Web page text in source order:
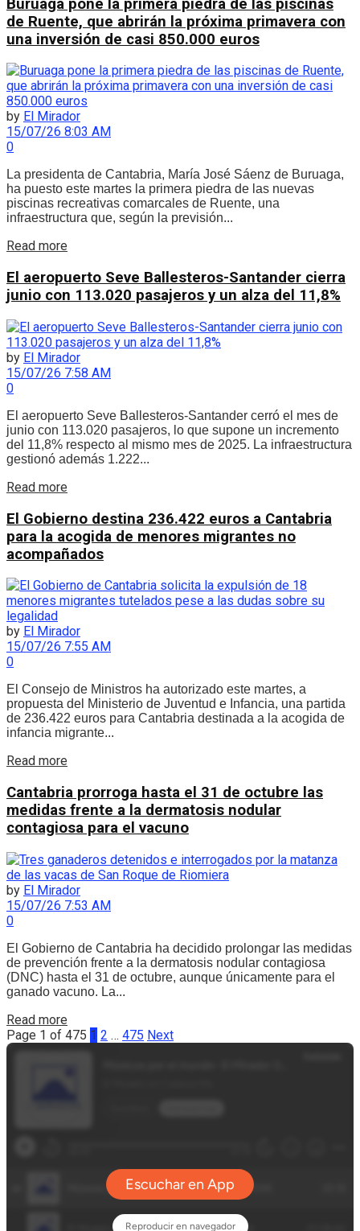
Buruaga pone la primera piedra de las piscinas
de Ruente, que abrirán la próxima primavera con
una inversión de casi 850.000 euros
by El Mirador
15/07/26 8:03 AM
0
La presidenta de Cantabria, María José Sáenz de Buruaga,
ha puesto este martes la primera piedra de las nuevas
piscinas recreativas comarcales de Ruente, una
infraestructura que, según la previsión...
Read more
El aeropuerto Seve Ballesteros-Santander cierra
junio con 113.020 pasajeros y un alza del 11,8%
by El Mirador
15/07/26 7:58 AM
0
El aeropuerto Seve Ballesteros-Santander cerró el mes de
junio con 113.020 pasajeros, lo que supone un incremento
del 11,8% respecto al mismo mes de 2025. La infraestructura
gestionó además 1.222...
Read more
El Gobierno destina 236.422 euros a Cantabria
para la acogida de menores migrantes no
acompañados
by El Mirador
15/07/26 7:55 AM
0
El Consejo de Ministros ha autorizado este martes, a
propuesta del Ministerio de Juventud e Infancia, una partida
de 236.422 euros para Cantabria destinada a la acogida de
infancia migrante...
Read more
Cantabria prorroga hasta el 31 de octubre las
medidas frente a la dermatosis nodular
contagiosa para el vacuno
by El Mirador
15/07/26 7:53 AM
0
El Gobierno de Cantabria ha decidido prolongar las medidas
de prevención frente a la dermatosis nodular contagiosa
(DNC) hasta el 31 de octubre, aunque únicamente para el
ganado vacuno. La...
Read more
Page 1 of 475 1 2 … 475 Next